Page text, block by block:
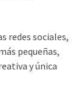
redes sociales,
pequeñas,
y única